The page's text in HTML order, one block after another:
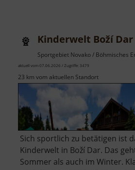
Kinderwelt Boží Dar
Sportgebiet Novako / Böhmisches
aktuell vom 07.06.2026 / Zugriffe: 3479
23 km vom aktuellen Standort
Sich sportlich zu betätigen ist
Kinderwelt in Boží Dar. Das
Sommer als auch im Winter.